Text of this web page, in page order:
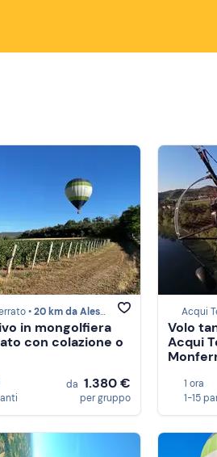
•20 km da Alessandria
in mongolfiera
con colazione o
da 1.380 €
per gruppo
Acqui
Volo
Acqui
1 ora
1-15